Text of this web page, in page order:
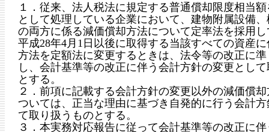
１．従来、法人税法に規定する普通償却限度相当
として処理している企業において、建物附属設備
の両方に係る減価償却方法について定率法を採用
平成28年4月1日以後に取得する当該すべての資産
方法を定額法に変更するときは、法令等の改正に
し、会計基準等の改正に伴う会計方針の変更とし
とする。
２．前項に記載する会計方針の変更以外の減価償
ついては、正当な理由に基づき自発的に行う会計
て取り扱うものとする。
３．本実務対応報告に従って会計基準等の改正に